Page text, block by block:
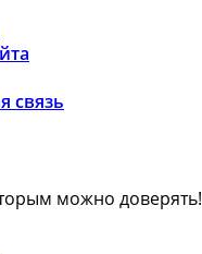
связь
можно доверять!